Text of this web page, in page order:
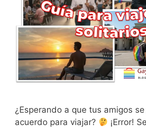
¿Esperando a que tus amigos
acuerdo para viajar?
¡Error!